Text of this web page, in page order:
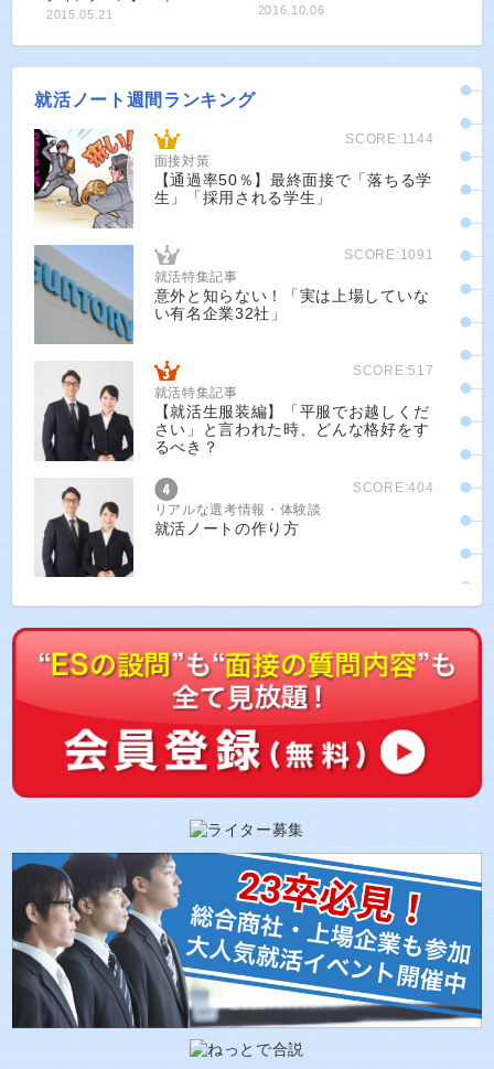
2015.05.21 2016.10.06
就活ノート週間ランキング
SCORE:1144
面接対策
【通過率50％】最終面接で「落ちる学
生」「採用される学生」
SCORE:1091
就活特集記事
意外と知らない！「実は上場していな
い有名企業32社」
SCORE:517
就活特集記事
【就活生服装編】「平服でお越しくだ
さい」と言われた時、どんな格好をす
るべき？
SCORE:404
リアルな選考情報・体験談
就活ノートの作り方